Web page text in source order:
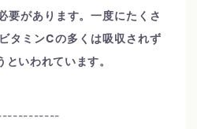
要があります。一度にたくさ
タミンCの多くは吸収されず
いわれています。